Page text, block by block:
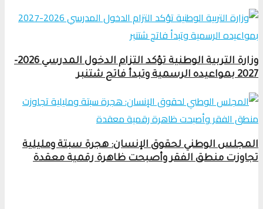
وزارة التربية الوطنية تؤكد التزام الدخول المدرسي 2026-
2027 بمواعيده الرسمية وتبدأ فاتح شتنبر
المجلس الوطني لحقوق الإنسان: هجرة سبتة ومليلية
تجاوزت منطق الفقر وأصبحت ظاهرة رقمية معقدة